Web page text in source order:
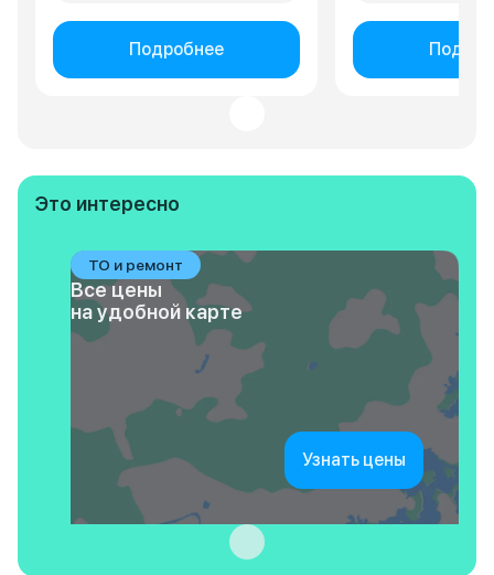
Подробнее
Это интересно
ТО и ремонт
Все цены
на удобной карте
Узнать цены